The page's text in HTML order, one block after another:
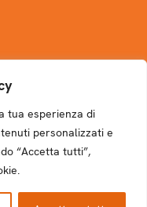
tua esperienza di
personalizzati e
“Accetta tutti”,